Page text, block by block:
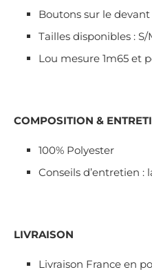
Boutons sur le devant
Tailles disponibles : S/
Lou mesure 1m65 et
COMPOSITION &
100% Polyester
Conseils d’entretien :
LIVRAISON
Livraison France en